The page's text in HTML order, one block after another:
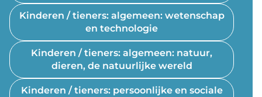
Kinderen / tieners: algemeen: wetenschap
en technologie
Kinderen / tieners: algemeen: natuur,
dieren, de natuurlijke wereld
Kinderen / tieners: persoonlijke en sociale